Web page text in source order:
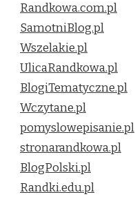
Randkowa.com.pl
SamotniBlog.pl
Wszelakie.pl
UlicaRandkowa.pl
BlogiTematyczne.pl
Wczytane.pl
pomyslowepisanie.pl
stronarandkowa.pl
BlogPolski.pl
Randki.edu.pl